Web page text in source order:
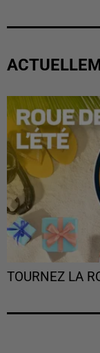
TOURNEZ LA